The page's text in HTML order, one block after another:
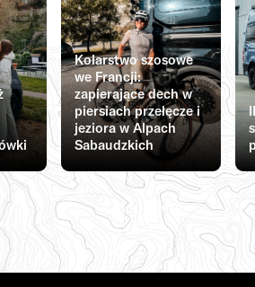
Kolarstwo szosowe
we Francji:
zapierające dech w
piersiach przełęcze i
jeziora w Alpach
Sabaudzkich